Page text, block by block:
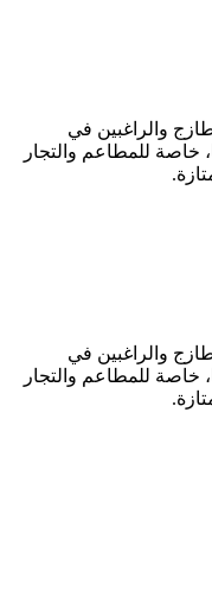
والراغبين في
خاصة للمطاعم والتجار
والراغبين في
خاصة للمطاعم والتجار